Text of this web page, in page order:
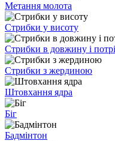
Метання молота
Стрибки у висоту
Стрибки в довжину і
Стрибки з жердиною
Штовхання ядра
Біг
Бадмінтон